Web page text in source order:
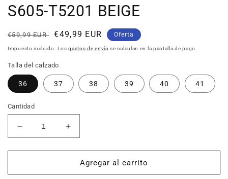
S605-T5201 BEIGE
Precio
habitual
€59,99 EUR
Precio
de
€49,99 EUR Oferta
Impuesto incluido. Losgastos de envío se calculan en la pantalla de pago.
Talla del calzado
36 37 38 39 40 41
Cantidad
Reducir
cantidad
para
mujer
Aumentar
cantidad
para
Sandalias
mujer
Agregar al carrito